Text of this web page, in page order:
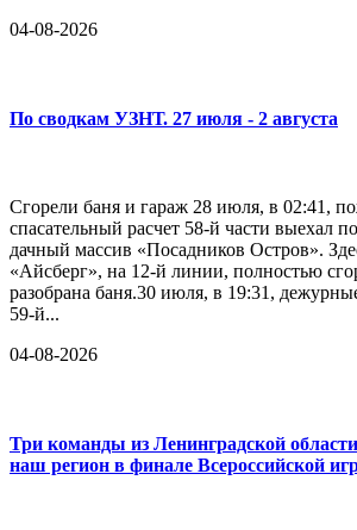
04-08-2026
По сводкам УЗНТ. 27 июля - 2 августа
Сгорели баня и гараж 28 июля, в 02:41,
спасательный расчет 58-й части выехал
дачный массив «Посадников Остров».
«Айсберг», на 12-й линии, полностью
разобрана баня.30 июля, в 19:31,
59-й...
04-08-2026
Три команды из Ленинградской
наш регион в финале Всероссийской